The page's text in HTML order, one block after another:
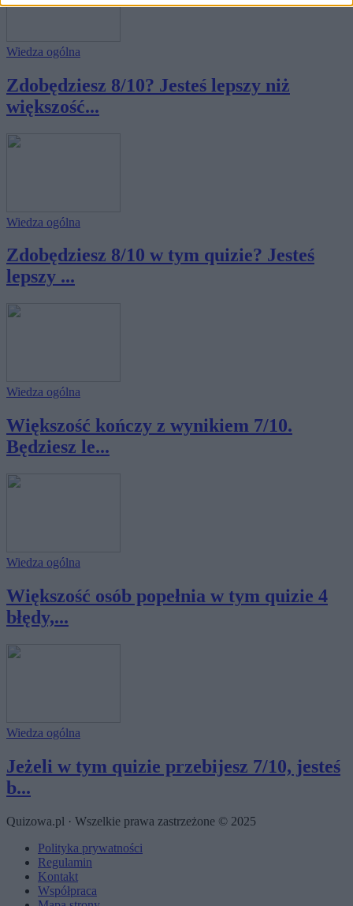
Wiedza ogólna
Zdobędziesz 8/10? Jesteś lepszy niż
większość...
Wiedza ogólna
Zdobędziesz 8/10 w tym quizie? Jesteś
lepszy ...
Wiedza ogólna
Większość kończy z wynikiem 7/10.
Będziesz le...
Wiedza ogólna
Większość osób popełnia w tym quizie 4
błędy,...
Wiedza ogólna
Jeżeli w tym quizie przebijesz 7/10, jesteś
b...
Quizowa.pl · Wszelkie prawa zastrzeżone © 2025
Polityka prywatności
Regulamin
Kontakt
Współpraca